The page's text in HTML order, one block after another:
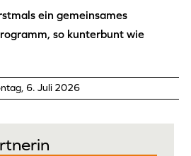
ein gemeinsames
so kunterbunt wie
6. Juli 2026